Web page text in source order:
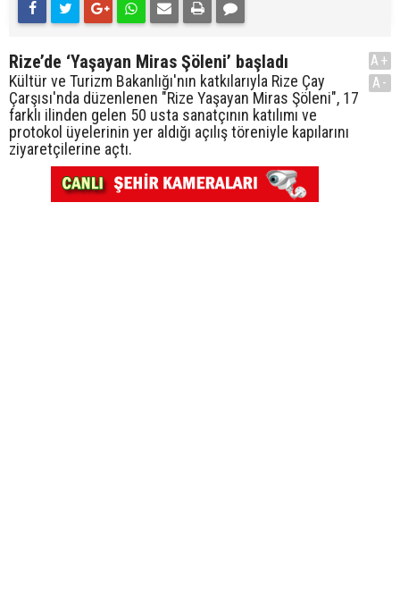
Rize’de ‘Yaşayan Miras Şöleni’ başladı
Kültür ve Turizm Bakanlığı'nın katkılarıyla Rize Çay
Çarşısı'nda düzenlenen "Rize Yaşayan Miras Şöleni", 17
farklı ilinden gelen 50 usta sanatçının katılımı ve
protokol üyelerinin yer aldığı açılış töreniyle kapılarını
ziyaretçilerine açtı.
A+
A-